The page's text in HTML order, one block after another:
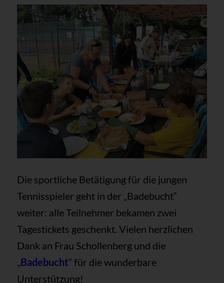
Die sportliche Betätigung für die jungen
Tennisspieler geht in der „Badebucht“
weiter: alle Teilnehmer bekamen zwei
Tagestickets geschenkt. Vielen herzlichen
Dank an Frau Schollenberg und die
„Badebucht“ für die wunderbare
Unterstützung!